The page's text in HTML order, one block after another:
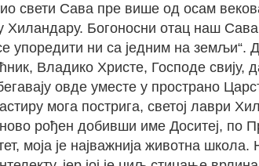
свети Сава пре више од осам
Хиландару. Богоносни отац наш
упоредити ни са једним на земљи“.
Владико Христе, Господе свију,
овде уместе у пространо
мога пострига, светој лаври
рођен добивши име Доситеј, по
моја је најважнија животна